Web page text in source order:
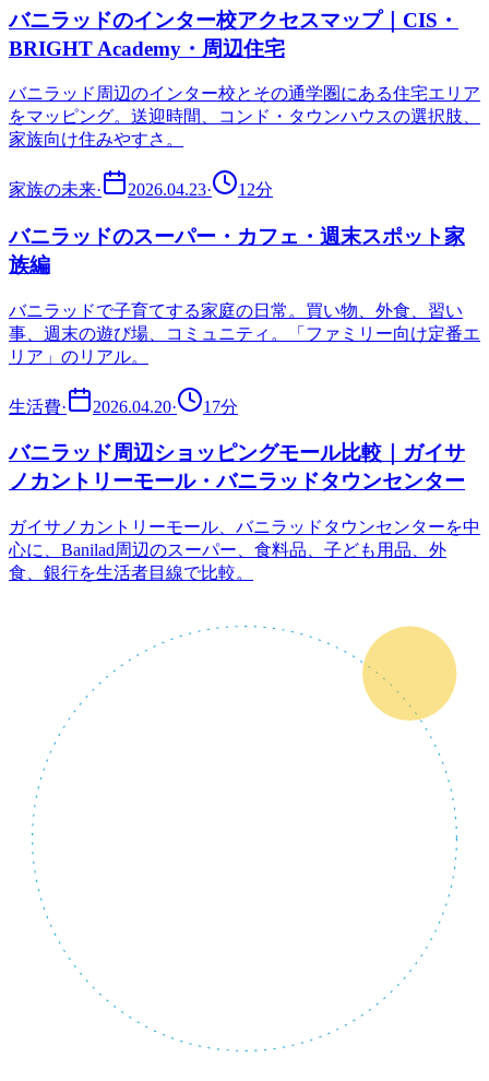
バニラッドのインター校アクセスマップ｜CIS・
BRIGHT Academy・周辺住宅
バニラッド周辺のインター校とその通学圏にある住宅エリア
をマッピング。送迎時間、コンド・タウンハウスの選択肢、
家族向け住みやすさ。
家族の未来· 2026.04.23· 12分
バニラッドのスーパー・カフェ・週末スポット家
族編
バニラッドで子育てする家庭の日常。買い物、外食、習い
事、週末の遊び場、コミュニティ。「ファミリー向け定番エ
リア」のリアル。
生活費· 2026.04.20· 17分
バニラッド周辺ショッピングモール比較｜ガイサ
ノカントリーモール・バニラッドタウンセンター
ガイサノカントリーモール、バニラッドタウンセンターを中
心に、Banilad周辺のスーパー、食料品、子ども用品、外
食、銀行を生活者目線で比較。